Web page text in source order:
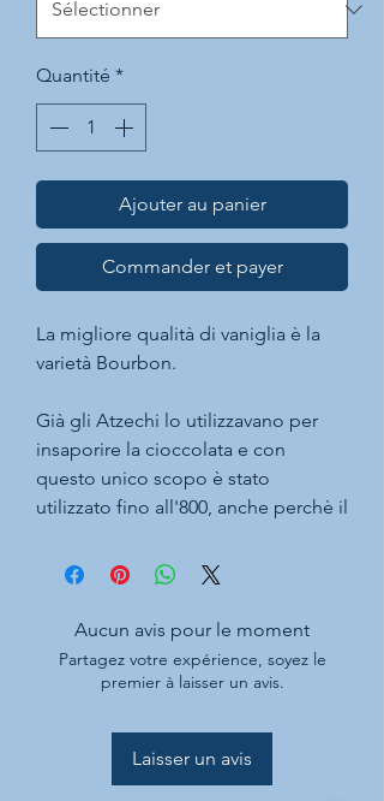
Quantité *
Ajouter au panier
Commander et payer
La migliore qualità di vaniglia è la
varietà Bourbon.
Già gli Atzechi lo utilizzavano per
insaporire la cioccolata e con
questo unico scopo è stato
utilizzato fino all'800, anche perchè il
Oggi nonostante continua ad essere
nelle pasticcerie di qualità per
creme ,biscotti gelati e dolci in
genere.
in piatti salati. Nei cocktail basta
ricordare che dà un tocco di unicità
Aucun avis pour le moment
Partagez votre expérience, soyez le
premier à laisser un avis.
Laisser un avis